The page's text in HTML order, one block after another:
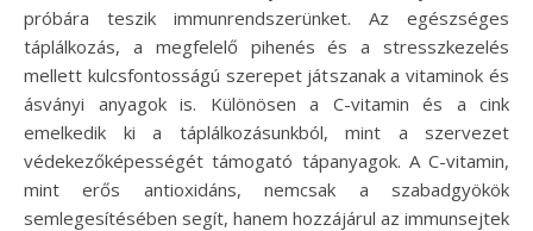
próbára teszik immunrendszerünket. Az egészséges
táplálkozás, a megfelelő pihenés és a stresszkezelés
mellett kulcsfontosságú szerepet játszanak a vitaminok és
ásványi anyagok is. Különösen a C-vitamin és a cink
emelkedik ki a táplálkozásunkból, mint a szervezet
védekezőképességét támogató tápanyagok. A C-vitamin,
mint erős antioxidáns, nemcsak a szabadgyökök
semlegesítésében segít, hanem hozzájárul az immunsejtek